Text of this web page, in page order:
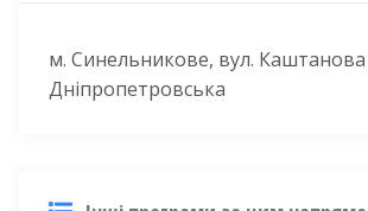
м. Синельникове, вул.
Дніпропетровська